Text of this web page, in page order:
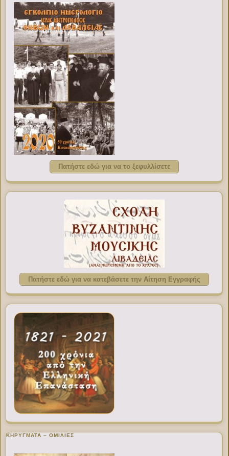
Πατήστε εδώ για να το ξεφυλλίσετε
Πατήστε εδώ για να κατεβάσετε την Αίτηση Εγγραφής
ΚΗΡΥΓΜΑΤΑ – ΟΜΙΛΙΕΣ